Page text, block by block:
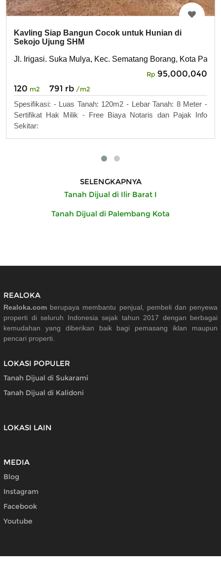
Kavling Siap Bangun Cocok untuk Hunian di
Sekojo Ujung SHM
Jl. Irigasi. Suka Mulya, Kec. Sematang Borang, Kota
Rp 95,000,040
120 m2 791 rb /m2
Spesifikasi: - Luas Tanah: 120m2 - Lebar Tanah: 8 Meter -
Sertifikat Hak Milik - Free Biaya Notaris dan Pajak Info
Sekitar:
SELENGKAPNYA
Tanah Dijual di Ilir Barat I
Tanah Dijual di Palembang Kota
REALOKA
Realoka.com berupaya membantu penjual, pembeli dan penyewa
properti di seluruh Indonesia sejak tahun 2017 dengan berbagai
kemudahan yang diberikan baik bagi pemasang iklan maupun
pencari properti.
LOKASI POPULER
Tanah Dijual di Sukarami
Tanah Dijual di Kalidoni
LOKASI LAIN
MEDIA
Blog
Instagram
Facebook
Youtube